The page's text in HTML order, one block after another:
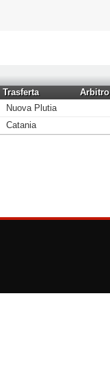
Trasferta
Arbitro
Nuova Plutia
Catania